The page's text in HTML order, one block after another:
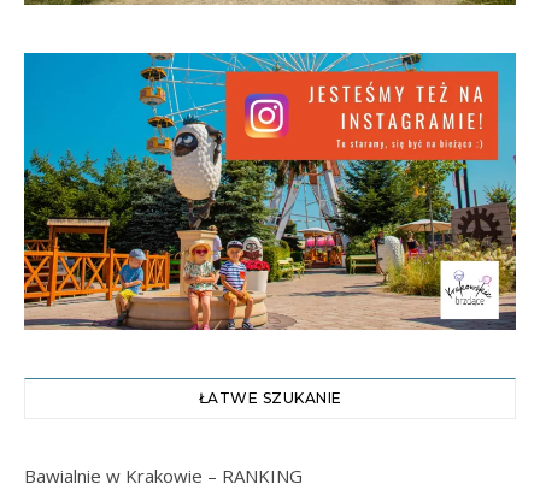
ŁATWE SZUKANIE
Bawialnie w Krakowie – RANKING